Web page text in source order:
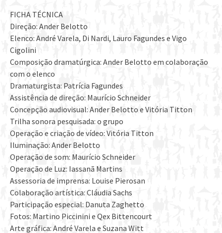
FICHA TÉCNICA
Direção: Ander Belotto
Elenco: André Varela, Di Nardi, Lauro Fagundes e Vigo
Cigolini
Composição dramatúrgica: Ander Belotto em colaboração
com o elenco
Dramaturgista: Patrícia Fagundes
Assistência de direção: Maurício Schneider
Concepção audiovisual: Ander Belotto e Vitória Titton
Trilha sonora pesquisada: o grupo
Operação e criação de vídeo: Vitória Titton
Iluminação: Ander Belotto
Operação de som: Maurício Schneider
Operação de Luz: Iassanã Martins
Assessoria de imprensa: Louise Pierosan
Colaboração artística: Cláudia Sachs
Participação especial: Danuta Zaghetto
Fotos: Martino Piccinini e Qex Bittencourt
Arte gráfica: André Varela e Suzana Witt